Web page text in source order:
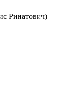
Ринатович)